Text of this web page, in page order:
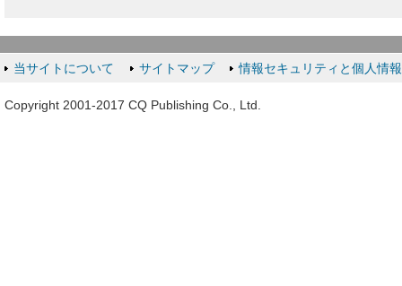
当サイトについて サイトマップ 情報セキュリティと個人情
Copyright 2001-2017 CQ Publishing Co., Ltd.